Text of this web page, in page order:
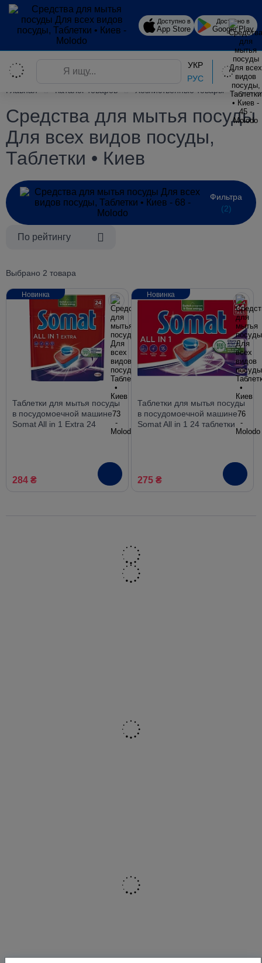
Доступно в
App Store
Доступно в
Google Play
УКР
РУС
Главная
Каталог товаров Хозяйственные товары
Средства для мытья посуды
Для всех видов посуды,
Таблетки • Киев
Фильтра
(2)
По рейтингу
Выбрано 2 товара
Таблетки для мытья посуды
в посудомоечной машине
Somat All in 1 Extra 24
284 ₴
Новинка
Таблетки для мытья посуды
в посудомоечной машине
Somat All in 1 24 таблетки
275 ₴
Новинка